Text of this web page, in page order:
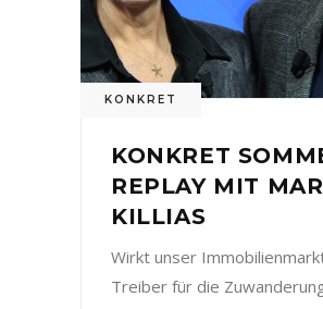
KONKRET
KONKRET
REPLAY MIT
KILLIAS
Wirkt unser
Treiber für die